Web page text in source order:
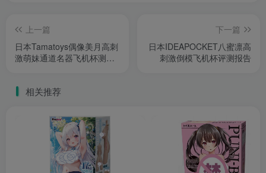
上一篇
日本Tamatoys偶像美月高刺
激萌妹通道名器飞机杯测评
下一篇
日本IDEAPOCKET八蜜凛高
刺激倒模飞机杯评测报告
相关推荐